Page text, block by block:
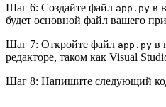
Шаг 6: Создайте файл app.py в
будет основной файл вашего
Шаг 7: Откройте файл app.py в
редакторе, таком как Visual
Шаг 8: Напишите следующий